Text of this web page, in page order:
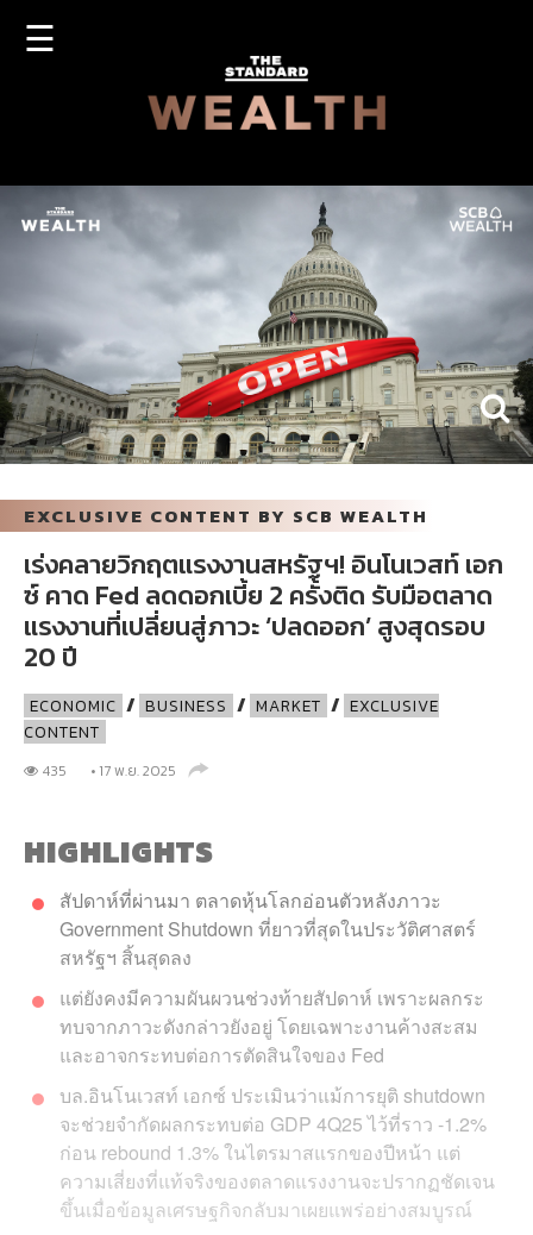
☰
SIGN
EXCLUSIVE CONTENT BY SCB WEALTH
เร่งคลายวิกฤตแรงงานสหรัฐฯ! อินโนเวสท์ เอก
ซ์ คาด Fed ลดดอกเบี้ย 2 ครั้งติด รับมือตลาด
แรงงานที่เปลี่ยนสู่ภาวะ ‘ปลดออก’ สูงสุดรอบ
20 ปี
ECONOMIC / BUSINESS / MARKET / EXCLUSIVE
CONTENT
435 • 17 พ.ย. 2025
HIGHLIGHTS
สัปดาห์ที่ผ่านมา ตลาดหุ้นโลกอ่อนตัวหลังภาวะ
Government Shutdown ที่ยาวที่สุดในประวัติศาสตร์
สหรัฐฯ สิ้นสุดลง
แต่ยังคงมีความผันผวนช่วงท้ายสัปดาห์ เพราะผลกระ
ทบจากภาวะดังกล่าวยังอยู่ โดยเฉพาะงานค้างสะสม
และอาจกระทบต่อการตัดสินใจของ Fed
บล.อินโนเวสท์ เอกซ์ ประเมินว่าแม้การยุติ shutdown
จะช่วยจำกัดผลกระทบต่อ GDP 4Q25 ไว้ที่ราว -1.2%
ก่อน rebound 1.3% ในไตรมาสแรกของปีหน้า แต่
ความเสี่ยงที่แท้จริงของตลาดแรงงานจะปรากฏชัดเจน
ขึ้นเมื่อข้อมูลเศรษฐกิจกลับมาเผยแพร่อย่างสมบูรณ์